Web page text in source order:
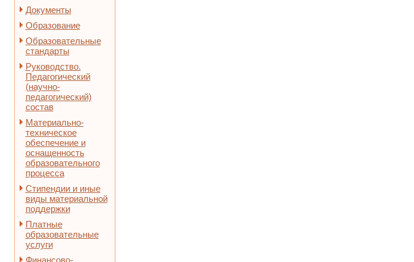
Документы
Образование
Образовательные
стандарты
Руководство.
Педагогический
(научно-
педагогический)
состав
Материально-
техническое
обеспечение и
оснащенность
образовательного
процесса
Стипендии и иные
виды материальной
поддержки
Платные
образовательные
услуги
Финансово-